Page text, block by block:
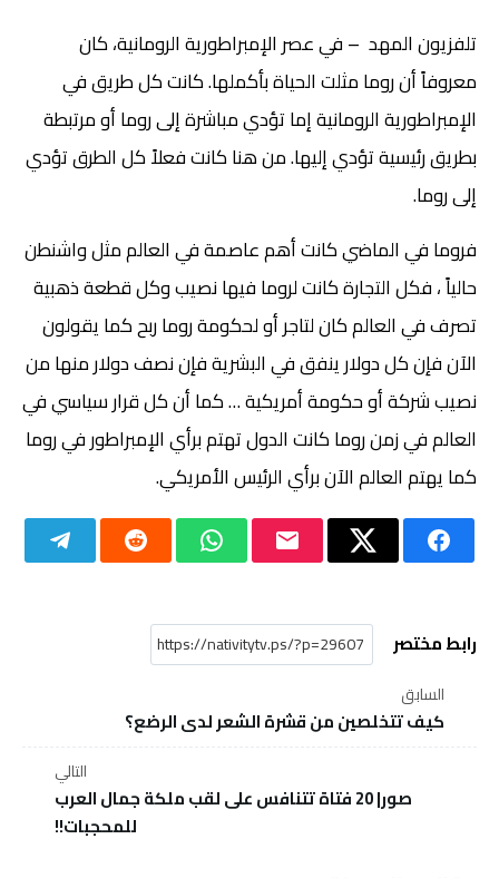
تلفزيون المهد – في عصر الإمبراطورية الرومانية، كان
معروفاً أن روما مثلت الحياة بأكملها. كانت كل طريق في
الإمبراطورية الرومانية إما تؤدي مباشرة إلى روما أو مرتبطة
بطريق رئيسية تؤدي إليها. من هنا كانت فعلاً كل الطرق تؤدي
إلى روما.
فروما في الماضي كانت أهم عاصمة في العالم مثل واشنطن
حالياً ، فكل التجارة كانت لروما فيها نصيب وكل قطعة ذهبية
تصرف في العالم كان لتاجر أو لحكومة روما ربح كما يقولون
الآن فإن كل دولار ينفق في البشرية فإن نصف دولار منها من
نصيب شركة أو حكومة أمريكية … كما أن كل قرار سياسي في
العالم في زمن روما كانت الدول تهتم برأي الإمبراطور في روما
كما يهتم العالم الآن برأي الرئيس الأمريكي.
رابط مختصر
السابق
كيف تتخلصين من قشرة الشعر لدى الرضع؟
التالي
صور| 20 فتاة تتنافس على لقب ملكة جمال العرب
للمحجبات!!